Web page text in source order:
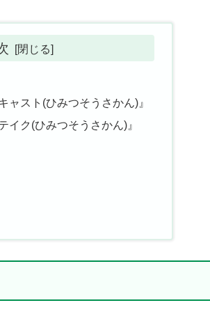
ャスト(ひみつそうさかん)』
イク(ひみつそうさかん)』